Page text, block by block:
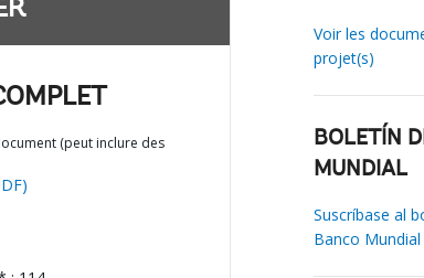
(peut inclure des
Voir les
projet(s)
BOLETÍN
MUNDIAL
Suscríbase al
Banco Mundial